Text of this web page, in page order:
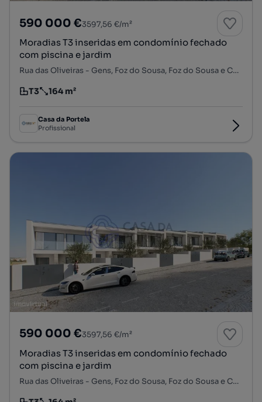
590 000 €3597,56 €/m²
Moradias T3 inseridas em condomínio fechado
com piscina e jardim
Rua das Oliveiras - Gens, Foz do Sousa, Foz do Sousa e Covelo, Gondomar, Porto
Tipologia
T3
Preço por metro quadrado
164 m²
Casa da Portela
Profissional
590 000 €3597,56 €/m²
Moradias T3 inseridas em condomínio fechado
com piscina e jardim
Rua das Oliveiras - Gens, Foz do Sousa, Foz do Sousa e Covelo, Gondomar, Porto